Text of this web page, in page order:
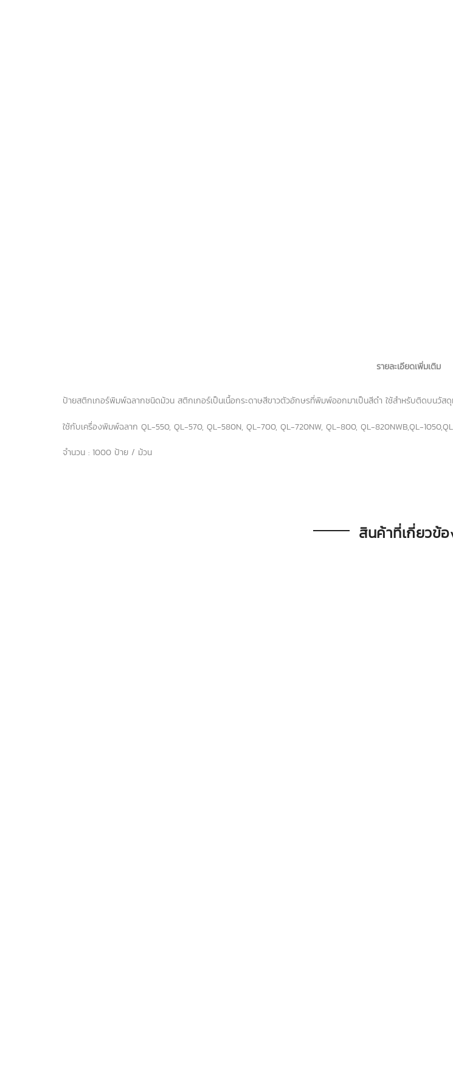
รายละเอียดเพิ่มเติม
ป้ายสติกเกอร์พิมพ์ฉลากชนิดม้วน สติกเกอร์เป็นเนื้อกระดาษสีขาวตัวอักษรที่พิมพ์ออกมาเป็นสีดำ ใช้สำหรับติดบนวั
ใช้กับเครื่องพิมพ์ฉลาก QL-550, QL-570, QL-580N, QL-700, QL-720NW, QL-800, QL-820NWB,QL-
จำนวน : 1000 ป้าย / ม้วน
สินค้าที่เกี่ยวข้